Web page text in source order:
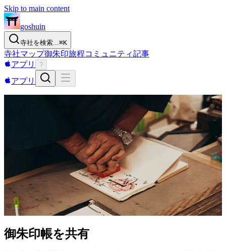
Skip to main content
goshuin
寺社を検索...⌘K
寺社マップ御朱印旅程コミュニティ記事
アプリ
?
アプリ
御朱印帳コレクション
全国の寺社で頒布されている御朱印帳をご紹介。美しいデザ
イン、限定版、コラボ御朱印帳など、あなたのコレクション
にぴったりの一冊を見つけましょう。
御朱印帳を共有